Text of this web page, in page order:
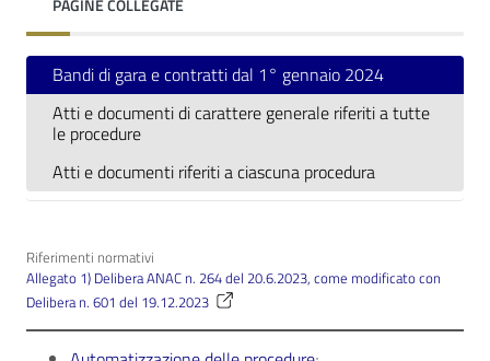
PAGINE COLLEGATE
Bandi di gara e contratti dal 1° gennaio 2024
Atti e documenti di carattere generale riferiti a tutte
le procedure
Atti e documenti riferiti a ciascuna procedura
Riferimenti normativi
Allegato 1) Delibera ANAC n. 264 del 20.6.2023, come modificato con
Delibera n. 601 del 19.12.2023